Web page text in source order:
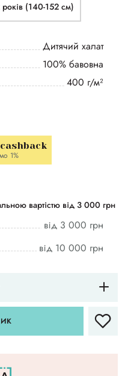
років (140-152 см)
Дитячий халат
100% бавовна
400 г/м²
1%
вартістю від 3 000 грн
від 3 000 грн
від 10 000 грн